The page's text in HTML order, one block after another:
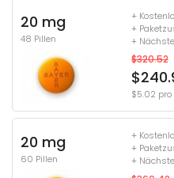
20 mg
48 Pillen
+
+
+
$320.52
$5.02
20 mg
60 Pillen
+
+
+